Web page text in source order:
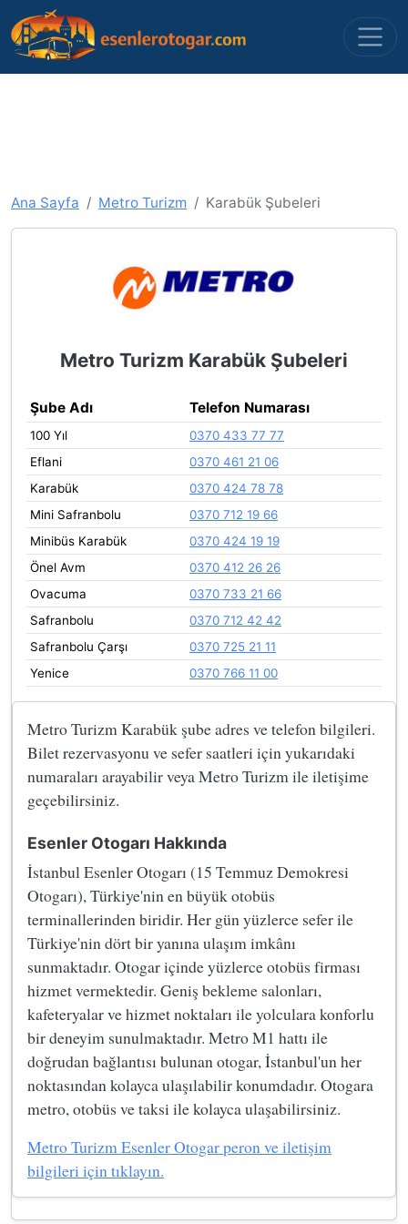
Ana Sayfa Metro Turizm Karabük Şubeleri
Metro Turizm Karabük Şubeleri
Şube Adı Telefon Numarası
100 Yıl
0370 433 77 77
Eflani
0370 461 21 06
Karabük
0370 424 78 78
Mini Safranbolu
0370 712 19 66
Minibüs Karabük
0370 424 19 19
Önel Avm
0370 412 26 26
Ovacuma
0370 733 21 66
Safranbolu
0370 712 42 42
Safranbolu Çarşı
0370 725 21 11
Yenice
0370 766 11 00
Metro Turizm Karabük şube adres ve telefon bilgileri.
Bilet rezervasyonu ve sefer saatleri için yukarıdaki
numaraları arayabilir veya Metro Turizm ile iletişime
geçebilirsiniz.
Esenler Otogarı Hakkında
İstanbul Esenler Otogarı (15 Temmuz Demokresi
Otogarı), Türkiye'nin en büyük otobüs
terminallerinden biridir. Her gün yüzlerce sefer ile
Türkiye'nin dört bir yanına ulaşım imkânı
sunmaktadır. Otogar içinde yüzlerce otobüs firması
hizmet vermektedir. Geniş bekleme salonları,
kafeteryalar ve hizmet noktaları ile yolculara konforlu
bir deneyim sunulmaktadır. Metro M1 hattı ile
doğrudan bağlantısı bulunan otogar, İstanbul'un her
noktasından kolayca ulaşılabilir konumdadır. Otogara
metro, otobüs ve taksi ile kolayca ulaşabilirsiniz.
Metro Turizm Esenler Otogar peron ve iletişim
bilgileri için tıklayın.